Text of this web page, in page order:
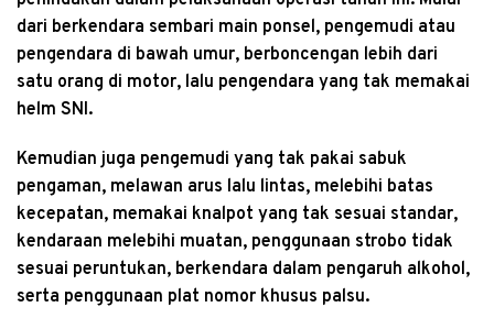
dari berkendara sembari main ponsel, pengemudi atau
pengendara di bawah umur, berboncengan lebih dari
satu orang di motor, lalu pengendara yang tak memakai
helm SNI.
Kemudian juga pengemudi yang tak pakai sabuk
pengaman, melawan arus lalu lintas, melebihi batas
kecepatan, memakai knalpot yang tak sesuai standar,
kendaraan melebihi muatan, penggunaan strobo tidak
sesuai peruntukan, berkendara dalam pengaruh alkohol,
serta penggunaan plat nomor khusus palsu.